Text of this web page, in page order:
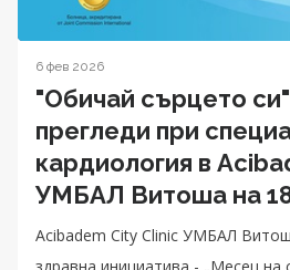
6 фев 2026
"Обичай сърцето
прегледи при
кардиология в
УМБАЛ Витоша на
Acibadem City Clinic УМБАЛ